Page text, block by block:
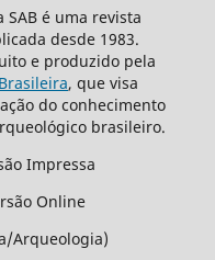
SAB é uma revista
desde 1983.
e produzido pela
, que visa
do conhecimento
brasileiro.
Impressa
Online
Arqueologia)